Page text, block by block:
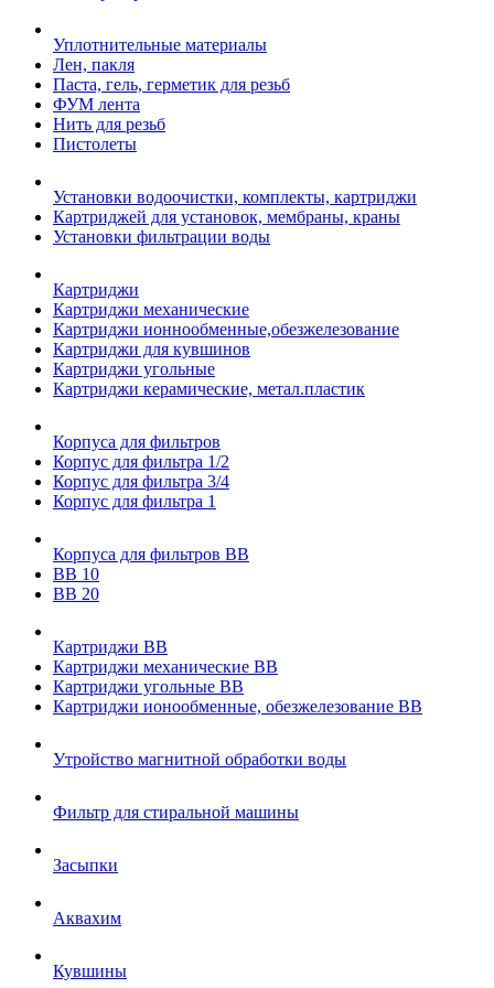
Уплотнительные материалы
Лен, пакля
Паста, гель, герметик для резьб
ФУМ лента
Нить для резьб
Пистолеты
Установки водоочистки, комплекты, картриджи
Картриджей для установок, мембраны, краны
Установки фильтрации воды
Картриджи
Картриджи механические
Картриджи ионнообменные,обезжелезование
Картриджи для кувшинов
Картриджи угольные
Картриджи керамические, метал.пластик
Корпуса для фильтров
Корпус для фильтра 1/2
Корпус для фильтра 3/4
Корпус для фильтра 1
Корпуса для фильтров ВВ
ВВ 10
ВВ 20
Картриджи ВВ
Картриджи механические ВВ
Картриджи угольные ВВ
Картриджи ионообменные, обезжелезование ВВ
Утройство магнитной обработки воды
Фильтр для стиральной машины
Засыпки
Аквахим
Кувшины